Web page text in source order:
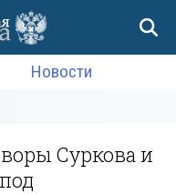
Новости
Суркова и